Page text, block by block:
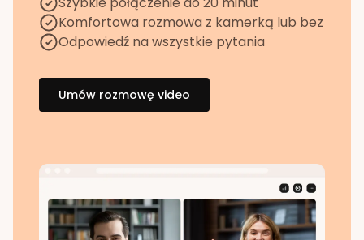
Komfortowa rozmowa z kamerką lub bez
Odpowiedź na wszystkie pytania
Umów rozmowę video